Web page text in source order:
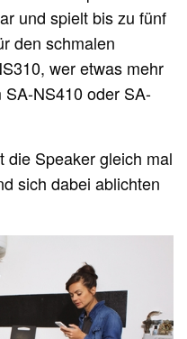
und spielt bis zu fünf
den schmalen
wer etwas mehr
NS410 oder SA-
die Speaker gleich mal
sich dabei ablichten